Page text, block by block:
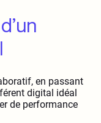
en passant
digital idéal
de performance